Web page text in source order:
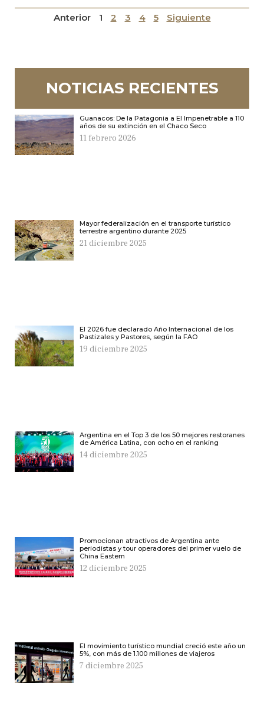
Anterior 1 2 3 4 5 Siguiente
NOTICIAS RECIENTES
Guanacos: De la Patagonia a El Impenetrable a 110
años de su extinción en el Chaco Seco
11 febrero 2026
Mayor federalización en el transporte turístico
terrestre argentino durante 2025
21 diciembre 2025
El 2026 fue declarado Año Internacional de los
Pastizales y Pastores, según la FAO
19 diciembre 2025
Argentina en el Top 3 de los 50 mejores restoranes
de América Latina, con ocho en el ranking
14 diciembre 2025
Promocionan atractivos de Argentina ante
periodistas y tour operadores del primer vuelo de
China Eastern
12 diciembre 2025
El movimiento turístico mundial creció este año un
5%, con más de 1.100 millones de viajeros
7 diciembre 2025